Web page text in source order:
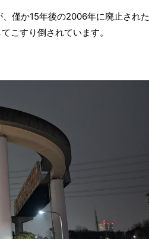
僅か15年後の2006年に廃止された
こすり倒されています。